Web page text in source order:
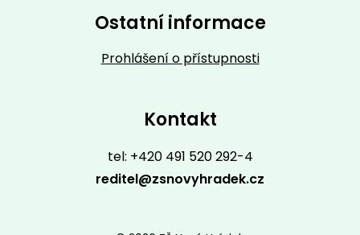
Ostatní informace
Prohlášení o přístupnosti
Kontakt
tel: +420 491 520 292-4
reditel@zsnovyhradek.cz